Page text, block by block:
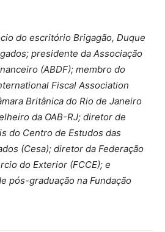
do escritório Brigagão, Duque
presidente da Associação
(ABDF); membro do
Fiscal Association
Britânica do Rio de Janeiro
da OAB-RJ; diretor de
do Centro de Estudos das
(Cesa); diretor da Federação
do Exterior (FCCE); e
pós-graduação na Fundação